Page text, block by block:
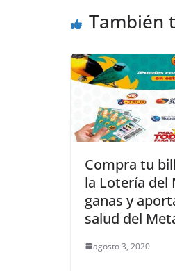
o
k
p
También
Compra tu
la Lotería del
ganas y
salud del
agosto 3, 2020